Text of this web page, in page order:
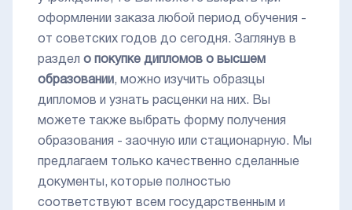
оформлении заказа любой период обучения -
от советских годов до сегодня. Заглянув в
раздел о покупке дипломов о высшем
образовании , можно изучить образцы
дипломов и узнать расценки на них. Вы
можете также выбрать форму получения
образования - заочную или стационарную. Мы
предлагаем только качественно сделанные
документы, которые полностью
соответствуют всем государственным и